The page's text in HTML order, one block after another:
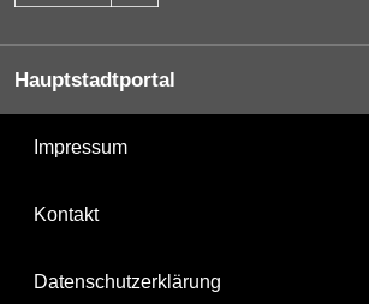
Hauptstadtportal
Impressum
Kontakt
Datenschutzerklärung